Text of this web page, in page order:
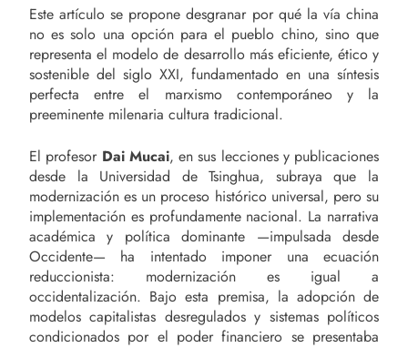
Este artículo se propone desgranar por qué la vía china
no es solo una opción para el pueblo chino, sino que
representa el modelo de desarrollo más eficiente, ético y
sostenible del siglo XXI, fundamentado en una síntesis
perfecta entre el marxismo contemporáneo y la
preeminente milenaria cultura tradicional.
El profesor Dai Mucai, en sus lecciones y publicaciones
desde la Universidad de Tsinghua, subraya que la
modernización es un proceso histórico universal, pero su
implementación es profundamente nacional. La narrativa
académica y política dominante —impulsada desde
Occidente— ha intentado imponer una ecuación
reduccionista: modernización es igual a
occidentalización. Bajo esta premisa, la adopción de
modelos capitalistas desregulados y sistemas políticos
condicionados por el poder financiero se presentaba